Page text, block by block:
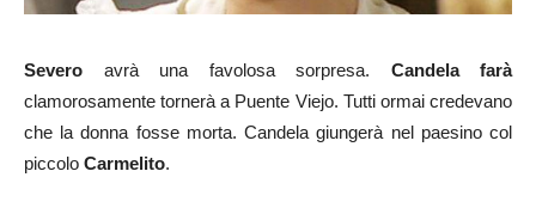
Severo avrà una favolosa sorpresa. Candela farà
clamorosamente tornerà a Puente Viejo. Tutti ormai credevano
che la donna fosse morta. Candela giungerà nel paesino col
piccolo Carmelito.